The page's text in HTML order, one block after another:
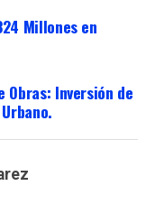
Millones en
Obras: Inversión de